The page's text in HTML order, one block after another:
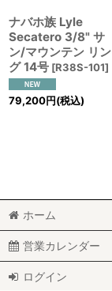
ナバホ族 Lyle
Secatero 3/8" サ
ン/マウンテン リン
グ 14号 [R38S-101]
79,200円(税込)
ホーム
営業カレンダー
ログイン